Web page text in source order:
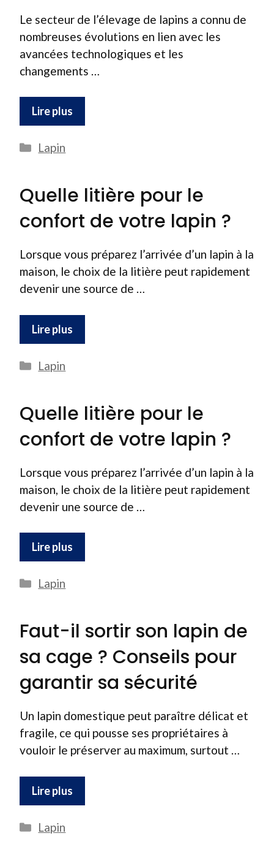
Le secteur de l’élevage de lapins a connu de
nombreuses évolutions en lien avec les
avancées technologiques et les
changements …
Lire plus
Catégories
Lapin
Quelle litière pour le
confort de votre lapin ?
Lorsque vous préparez l’arrivée d’un lapin à la
maison, le choix de la litière peut rapidement
devenir une source de …
Lire plus
Catégories
Lapin
Quelle litière pour le
confort de votre lapin ?
Lorsque vous préparez l’arrivée d’un lapin à la
maison, le choix de la litière peut rapidement
devenir une source de …
Lire plus
Catégories
Lapin
Faut-il sortir son lapin de
sa cage ? Conseils pour
garantir sa sécurité
Un lapin domestique peut paraître délicat et
fragile, ce qui pousse ses propriétaires à
vouloir le préserver au maximum, surtout …
Lire plus
Catégories
Lapin